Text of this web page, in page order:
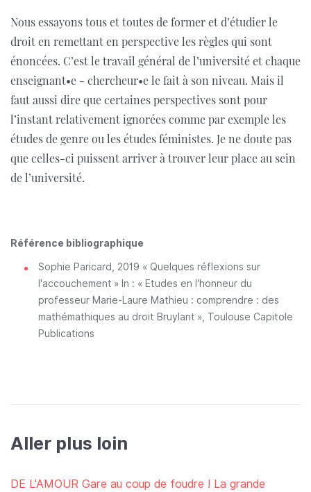
Nous essayons tous et toutes de former et d’étudier le
droit en remettant en perspective les règles qui sont
énoncées. C’est le travail général de l’université et chaque
enseignant•e - chercheur•e le fait à son niveau. Mais il
faut aussi dire que certaines perspectives sont pour
l’instant relativement ignorées comme par exemple les
études de genre ou les études féministes. Je ne doute pas
que celles-ci puissent arriver à trouver leur place au sein
de l’université.
Référence bibliographique
Sophie Paricard, 2019 « Quelques réflexions sur
l'accouchement » In : « Etudes en l'honneur du
professeur Marie-Laure Mathieu : comprendre : des
mathémathiques au droit Bruylant », Toulouse Capitole
Publications
Aller plus loin
DE L'AMOUR Gare au coup de foudre ! La grande